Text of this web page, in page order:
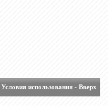
Условия использования- Вверх